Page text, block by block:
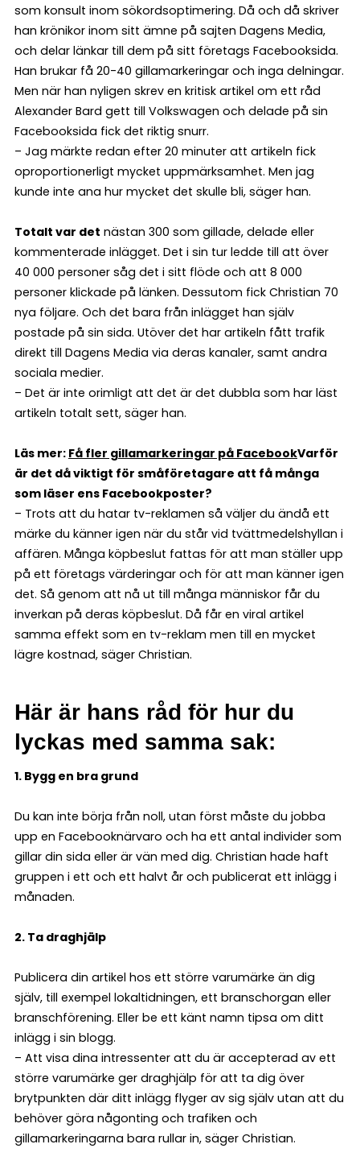
som konsult inom sökordsoptimering. Då och då skriver
han krönikor inom sitt ämne på sajten Dagens Media,
och delar länkar till dem på sitt företags Facebooksida.
Han brukar få 20-40 gillamarkeringar och inga delningar.
Men när han nyligen skrev en kritisk artikel om ett råd
Alexander Bard gett till Volkswagen och delade på sin
Facebooksida fick det riktig snurr.
– Jag märkte redan efter 20 minuter att artikeln fick
oproportionerligt mycket uppmärksamhet. Men jag
kunde inte ana hur mycket det skulle bli, säger han.
Totalt var det nästan 300 som gillade, delade eller
kommenterade inlägget. Det i sin tur ledde till att över
40 000 personer såg det i sitt flöde och att 8 000
personer klickade på länken. Dessutom fick Christian 70
nya följare. Och det bara från inlägget han själv
postade på sin sida. Utöver det har artikeln fått trafik
direkt till Dagens Media via deras kanaler, samt andra
sociala medier.
– Det är inte orimligt att det är det dubbla som har läst
artikeln totalt sett, säger han.
Läs mer: Få fler gillamarkeringar på FacebookVarför
är det då viktigt för småföretagare att få många
som läser ens Facebookposter?
– Trots att du hatar tv-reklamen så väljer du ändå ett
märke du känner igen när du står vid tvättmedelshyllan i
affären. Många köpbeslut fattas för att man ställer upp
på ett företags värderingar och för att man känner igen
det. Så genom att nå ut till många människor får du
inverkan på deras köpbeslut. Då får en viral artikel
samma effekt som en tv-reklam men till en mycket
lägre kostnad, säger Christian.
Här är hans råd för hur du
lyckas med samma sak:
1. Bygg en bra grund
Du kan inte börja från noll, utan först måste du jobba
upp en Facebooknärvaro och ha ett antal individer som
gillar din sida eller är vän med dig. Christian hade haft
gruppen i ett och ett halvt år och publicerat ett inlägg i
månaden.
2. Ta draghjälp
Publicera din artikel hos ett större varumärke än dig
själv, till exempel lokaltidningen, ett branschorgan eller
branschförening. Eller be ett känt namn tipsa om ditt
inlägg i sin blogg.
– Att visa dina intressenter att du är accepterad av ett
större varumärke ger draghjälp för att ta dig över
brytpunkten där ditt inlägg flyger av sig själv utan att du
behöver göra någonting och trafiken och
gillamarkeringarna bara rullar in, säger Christian.